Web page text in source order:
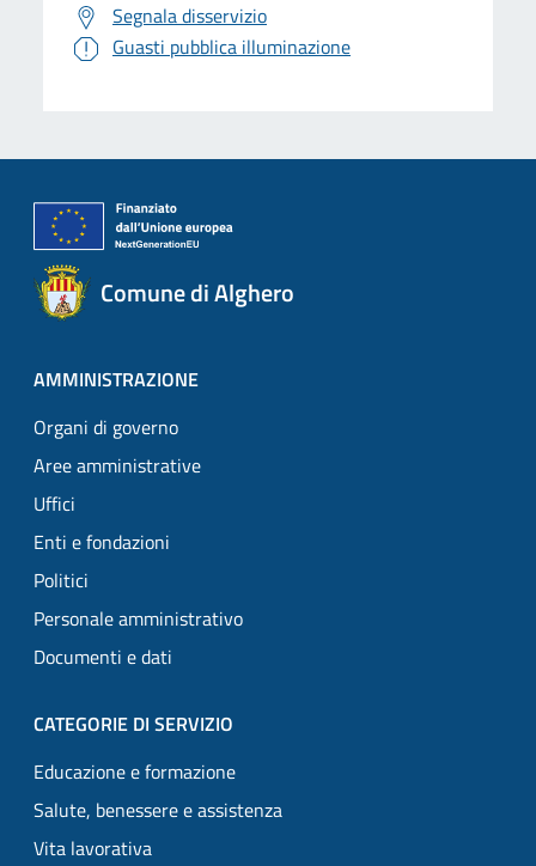
Segnala disservizio
Guasti pubblica illuminazione
Comune di Alghero
AMMINISTRAZIONE
Organi di governo
Aree amministrative
Uffici
Enti e fondazioni
Politici
Personale amministrativo
Documenti e dati
CATEGORIE DI SERVIZIO
Educazione e formazione
Salute, benessere e assistenza
Vita lavorativa